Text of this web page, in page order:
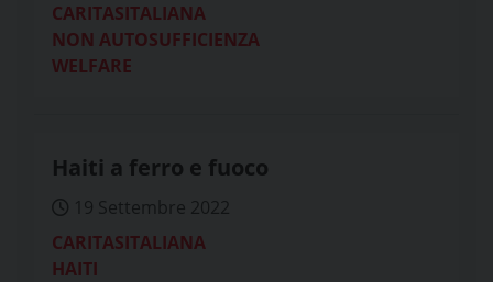
CARITASITALIANA
NON AUTOSUFFICIENZA
WELFARE
Haiti a ferro e fuoco
19 Settembre 2022
CARITASITALIANA
HAITI